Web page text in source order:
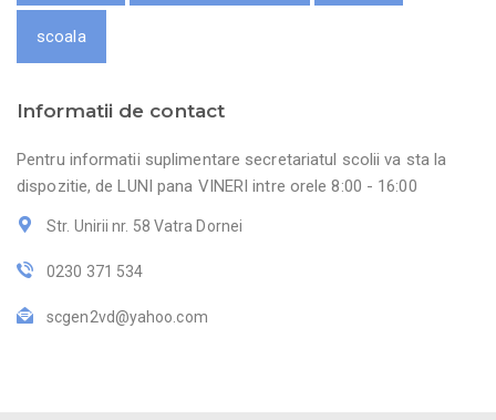
scoala
Informatii de contact
Pentru informatii suplimentare secretariatul scolii va sta la
dispozitie, de LUNI pana VINERI intre orele 8:00 - 16:00
Str. Unirii nr. 58 Vatra Dornei
0230 371 534
scgen2vd@yahoo.com